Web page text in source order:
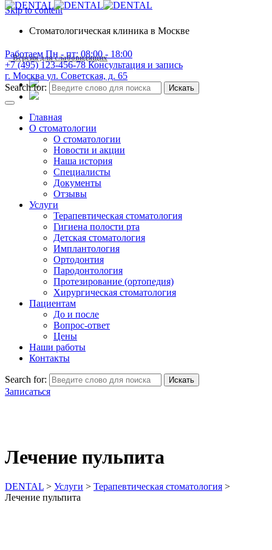
Skip to content
Стоматологическая клиника в Москве
Версия для слабовидящих
Работаем Пн - пт: 08:00 - 18:00
+7 (495) 123-456-78 Консультация и запись
г. Москва ул. Советская, д. 65
Search for:
Искать
Главная
О стоматологии
О стоматологии
Новости и акции
Наша история
Специалисты
Документы
Отзывы
Услуги
Терапевтическая стоматология
Гигиена полости рта
Детская стоматология
Имплантология
Ортодонтия
Пародонтология
Протезирование (ортопедия)
Хирургическая стоматология
Пациентам
До и после
Вопрос-ответ
Цены
Наши работы
Контакты
Search for: Искать
Записаться
Лечение пульпита
DENTAL > Услуги > Терапевтическая стоматология >
Лечение пульпита